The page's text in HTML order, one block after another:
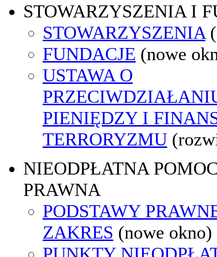
STOWARZYSZENIA I
STOWARZYSZENIA
FUNDACJE (nowe
USTAWA O
PIENIĘDZY I
TERRORYZMU
NIEODPŁATNA
PRAWNA
PODSTAWY
ZAKRES (nowe okno)